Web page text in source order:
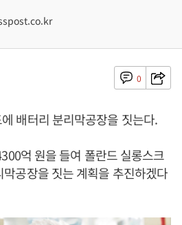
0
배터리 분리막공장을 짓는다.
억 원을 들여 폴란드 실롱스크
공장을 짓는 계획을 추진하겠다